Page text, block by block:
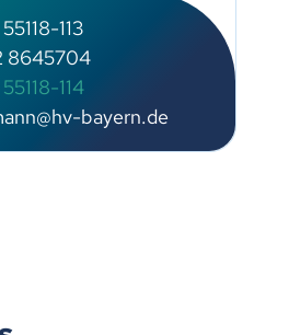
113
8645704
114
bayern.de